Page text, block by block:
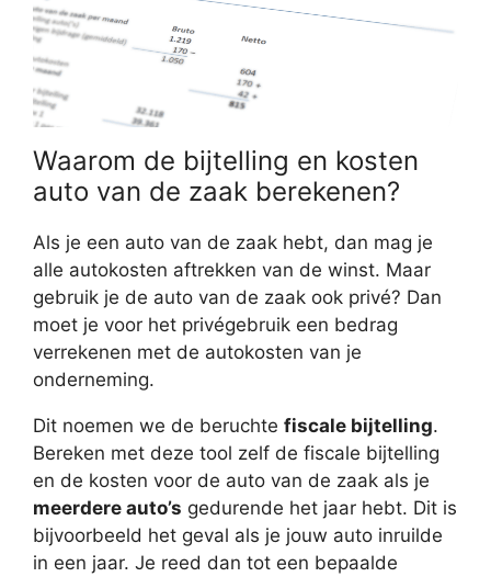
Waarom de bijtelling en kosten
auto van de zaak berekenen?
Als je een auto van de zaak hebt, dan mag je
alle autokosten aftrekken van de winst. Maar
gebruik je de auto van de zaak ook privé? Dan
moet je voor het privégebruik een bedrag
verrekenen met de autokosten van je
onderneming.
Dit noemen we de beruchte fiscale bijtelling.
Bereken met deze tool zelf de fiscale bijtelling
en de kosten voor de auto van de zaak als je
meerdere auto’s gedurende het jaar hebt. Dit is
bijvoorbeeld het geval als je jouw auto inruilde
in een jaar. Je reed dan tot een bepaalde